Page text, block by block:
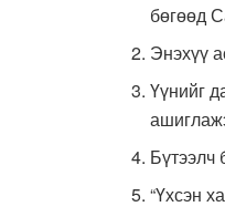
бөгөөд
Энэхүү
Үүнийг
Бүтээлч
“Үхсэн